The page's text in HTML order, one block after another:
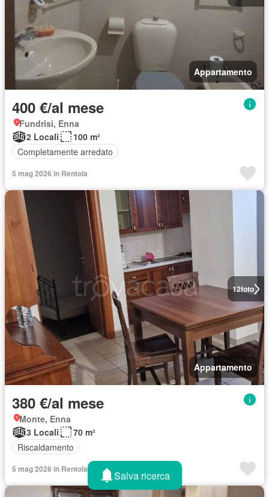
Appartamento
400 €/al mese
Fundrisi, Enna
2 Locali
100 m²
Completamente arredato
5 mag 2026 in Rentola
12foto
Appartamento
380 €/al mese
Monte, Enna
3 Locali
70 m²
Riscaldamento
5 mag 2026 in Rentola Salva ricerca